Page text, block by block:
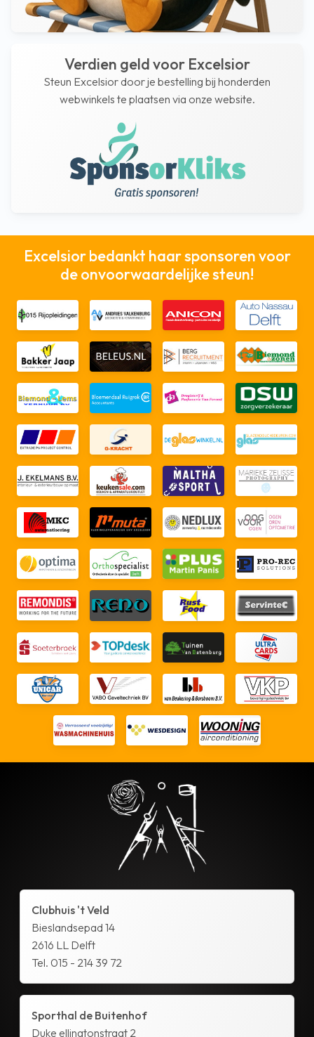
Verdien geld voor Excelsior
Steun Excelsior door je bestelling bij honderden
webwinkels te plaatsen via onze website.
Excelsior bedankt haar sponsoren voor
de onvoorwaardelijke steun!
Clubhuis 't Veld
Bieslandsepad 14
2616 LL Delft
Tel. 015 - 214 39 72
Sporthal de Buitenhof
Duke ellingtonstraat 2